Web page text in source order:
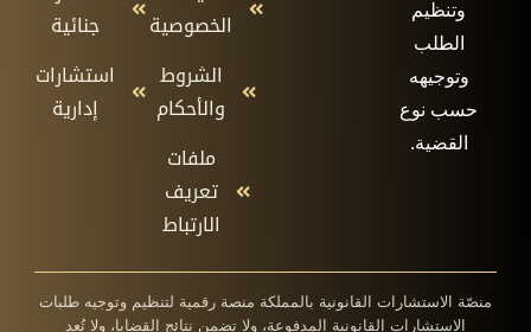
وتنظيم
الطلب
وتوجيهه
حسب نوع
القضية.
الخصوصية
الشروط
والأحكام
ملفات
تعريف
الارتباط
جنائية
استشارات
إدارية
منصّة الاستشارات القانونية بالمملكة منصة رقمية لتنظيم وتوجيه طلبات
الاستشارات القانونية المدفوعة، ولا تضمن نتائج القضايا، ولا تُعد